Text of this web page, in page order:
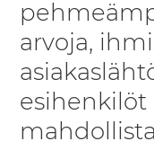
arvoja,
esihenkilöt